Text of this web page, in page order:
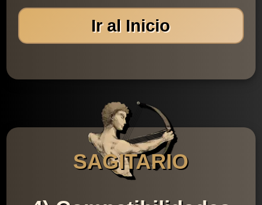
Ir al Inicio
SAGITARIO